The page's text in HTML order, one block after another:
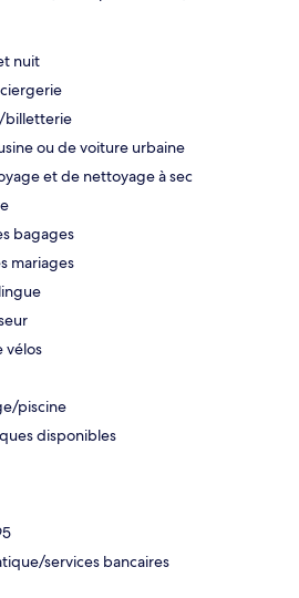
nuit
billetterie
ou de voiture urbaine
et de nettoyage à sec
bagages
mariages
vélos
piscine
disponibles
services bancaires